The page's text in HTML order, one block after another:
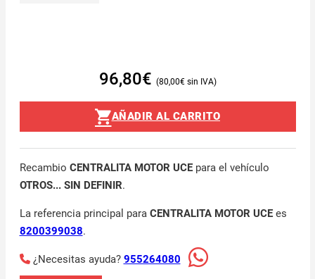
96,80€ 80,00€
AÑADIR AL CARRITO
Recambio CENTRALITA MOTOR UCEpara el vehículo
OTROS... SIN DEFINIR.
La referencia principal para CENTRALITA MOTOR UCEes
8200399038.
¿Necesitas ayuda? 955264080